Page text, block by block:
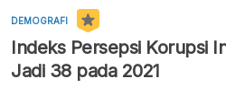
DEMOGRAFI
Indeks Persepsi Korupsi
Jadi 38 pada 2021